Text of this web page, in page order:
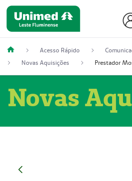
Acesso Rápido
Novas Aquisições
Novas